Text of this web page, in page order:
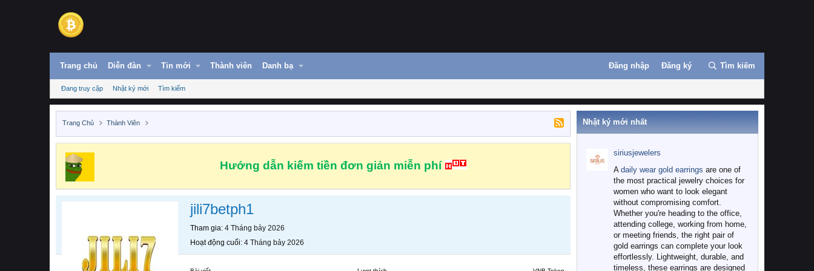
Trang chủ Diễn đàn Tin mới Thành viên Danh bạ Đăng nhập Đăng ký Tìm kiếm
Đang truy cập Nhật ký mới Tìm kiếm
Trang Chủ Thành Viên
Hướng dẫn kiếm tiền đơn giản miễn phí
jili7betph1
Tham gia 4 Tháng bảy 2026
Hoạt động cuối 4 Tháng bảy 2026
Nhật ký mới nhất
siriusjewelers
A daily wear gold earrings are one of
the most practical jewelry choices for
women who want to look elegant
without compromising comfort.
Whether you're heading to the office,
attending college, working from home,
or meeting friends, the right pair of
gold earrings can complete your look
effortlessly. Lightweight, durable, and
timeless, these earrings are designed